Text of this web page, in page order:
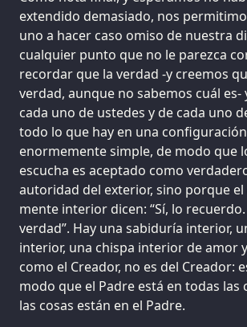
extendido demasiado, nos
uno a hacer caso omiso de nuestra
cualquier punto que no le parezca
recordar que la verdad -y creemos
verdad, aunque no sabemos cuál es-
cada uno de ustedes y de cada uno
todo lo que hay en una
enormemente simple, de modo que
escucha es aceptado como
autoridad del exterior, sino porque el
mente interior dicen: “Sí, lo recuerdo.
verdad”. Hay una sabiduría interior,
interior, una chispa interior de amor
como el Creador, no es del Creador:
modo que el Padre está en todas las
las cosas están en el Padre.